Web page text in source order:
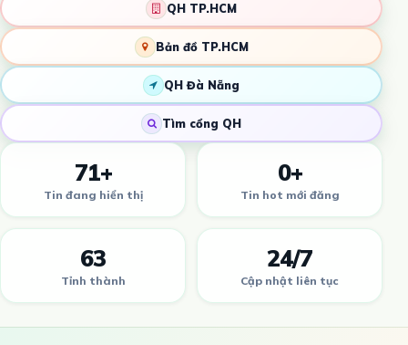
QH TP.HCM
Bản đồ TP.HCM
QH Đà Nẵng
Tìm cổng QH
71+
Tin đang hiển thị
0+
Tin hot mới đăng
63
Tỉnh thành
24/7
Cập nhật liên tục